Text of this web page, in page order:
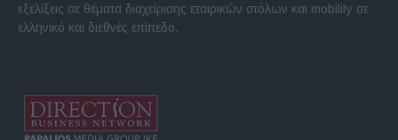
εξελίξεις σε θέματα διαχείρισης εταιρικών στόλων και mobility σε
ελληνικό και διεθνές επίπεδο.